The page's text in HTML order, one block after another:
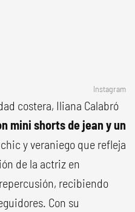
Instagram
costera, Iliana Calabró
mini shorts de jean y un
y veraniego que refleja
de la actriz en
recibiendo
Con su